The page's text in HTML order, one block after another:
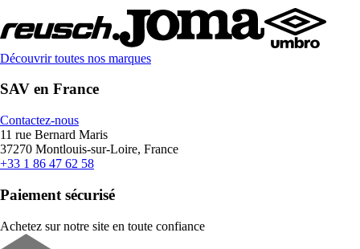
Découvrir toutes nos marques
SAV en France
Contactez-nous
11 rue Bernard Maris
37270 Montlouis-sur-Loire, France
+33 1 86 47 62 58
Paiement sécurisé
Achetez sur notre site en toute confiance